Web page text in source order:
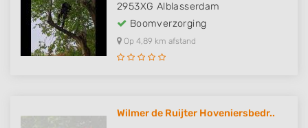
2953XG Alblasserdam
Boomverzorging
Op 4,89 km afstand
Wilmer de Ruijter Hoveniersbedr..